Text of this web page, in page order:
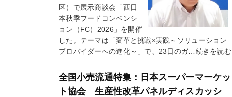
区）で展示商談会「西日
本秋季フードコンベンシ
ョン（FC）2026」を開催
した。テーマは「変革と挑戦×実践～ソリューション
プロバイダーへの進化～」で、23日のガ…続きを読む
全国小売流通特集：日本スーパーマーケッ
ト協会 生産性改革パネルディスカッシ